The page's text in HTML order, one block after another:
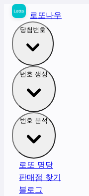
로또나우
당첨번호
번호 생성
번호 분석
로또 명당
판매점 찾기
블로그